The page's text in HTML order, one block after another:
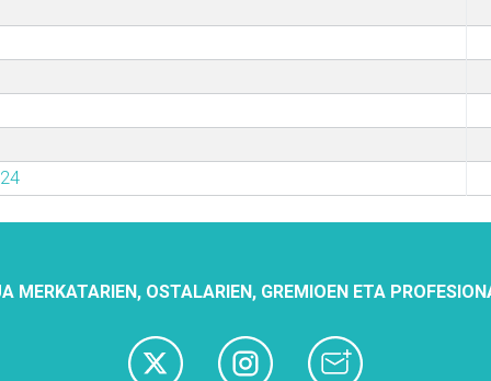
MERKATARIEN, OSTALARIEN, GREMIOEN ETA